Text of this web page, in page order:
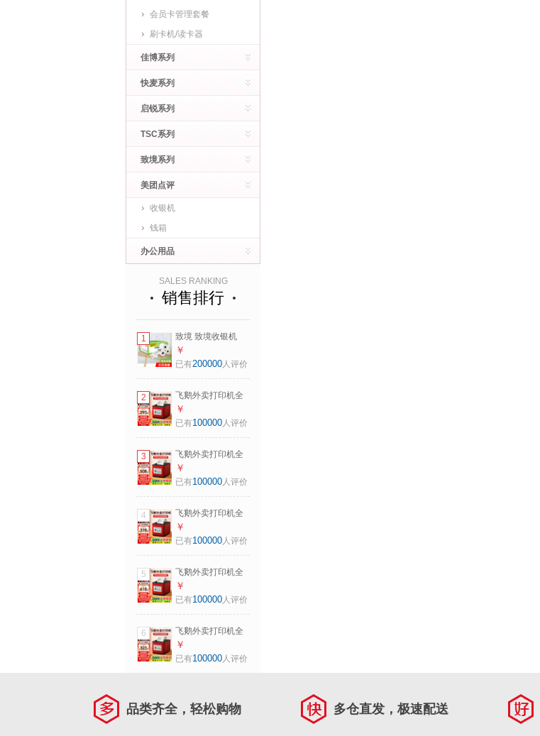
会员卡管理套餐
刷卡机/读卡器
佳博系列
快麦系列
启锐系列
TSC系列
致境系列
美团点评
收银机
钱箱
办公用品
SALES RANKING
销售排行
1
致境 致境收银机
pos纸外卖打印纸小
票纸热敏打印纸小
整箱
￥
已有200000人评价
2
飞鹅外卖打印机全
自动接单58mm热
敏小票美团饿了无
【支持京东外卖】
【入门款】
4G+USB（手动撕
纸+滴滴声）
￥
已有100000人评价
3
飞鹅外卖打印机全
自动接单58mm热
敏小票美团饿了无
【支持京东外卖】
WiFi升级丨WIFI+蓝
牙（自动切纸+真人
语音）
￥
已有100000人评价
4
飞鹅外卖打印机全
自动接单58mm热
敏小票美团饿了无
【支持京东外卖】
【WiFi款】双频
WiFi（手动撕纸+真
人语音)
￥
已有100000人评价
5
飞鹅外卖打印机全
自动接单58mm热
敏小票美团饿了无
【支持京东外卖】
【双网防漏】
WIFI+4G（自动切
￥
已有100000人评价
6
飞鹅外卖打印机全
自动接单58mm热
敏小票美团饿了无
【基础款】
￥
已有100000人评价
品类齐全，轻松购物 多仓直发，极速配送